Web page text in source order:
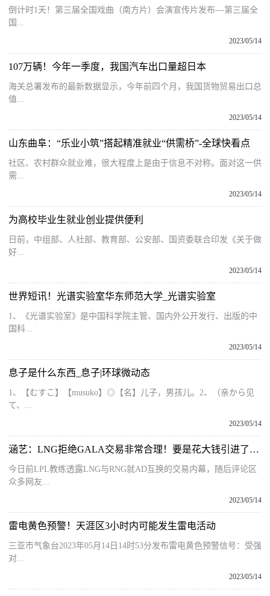
倒计时1天！第三届全国戏曲（南方片）会演宣传片发布---第三届全
国...
2023/05/14
107万辆！今年一季度，我国汽车出口量超日本
海关总署发布的最新数据显示，今年前四个月，我国货物贸易出口总
值...
2023/05/14
山东曲阜：“乐业小筑”搭起精准就业“供需桥”-全球快看点
社区、农村群众就业难，很大程度上是由于信息不对称。面对这一供
需...
2023/05/14
为高校毕业生就业创业提供便利
日前，中组部、人社部、教育部、公安部、国资委联合印发《关于做
好...
2023/05/14
世界短讯！光谱实验室华东师范大学_光谱实验室
1、《光谱实验室》是中国科学院主管、国内外公开发行、出版的中
国科...
2023/05/14
息子是什么东西_息子|环球微动态
1、【むすこ】【musuko】◎【名】儿子，男孩儿。2、（亲から见
て、...
2023/05/14
涵艺：LNG拒绝GALA交易非常合理！要是花大钱引进了不夺冠咋办？
今日前LPL教练透露LNG与RNG就AD互换的交易内幕，随后评论区
众多网友...
2023/05/14
雷电黄色预警！天涯区3小时内可能发生雷电活动
三亚市气象台2023年05月14日14时53分发布雷电黄色预警信号：受强
对...
2023/05/14